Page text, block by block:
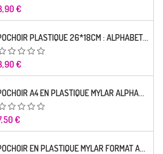
€
POCHOIR PLASTIQUE 26*18CM : ALPHABET (01)
€
POCHOIR A4 EN PLASTIQUE MYLAR ALPHABET ARABE 25 MM
€
POCHOIR EN PLASTIQUE MYLAR FORMAT A4 (21*29.7CM) ALPHABET GERMANICA LETTRES MINUSCULES